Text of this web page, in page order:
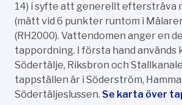
14) i syfte att generellt eftersträva
(mätt vid 6 punkter runtom i
(RH2000). Vattendomen anger en
tappordning. I första hand används
Södertälje, Riksbron och
tappställen är i Söderström,
Södertäljeslussen. Se karta över